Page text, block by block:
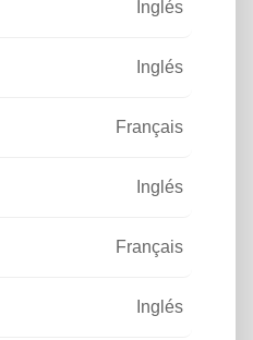
Inglés
Inglés
Français
Inglés
Français
Inglés